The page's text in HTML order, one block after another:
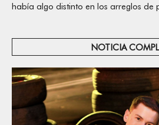
había algo distinto en los arreglos
NOTICIA